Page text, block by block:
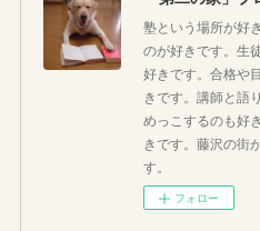
塾という場所が好
のが好きです。生
好きです。合格や
きです。講師と語
めっこするのも好
きです。藤沢の街
す。
フォロー